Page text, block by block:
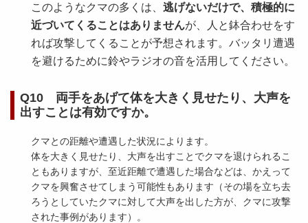
このようなクマの多くは、 逃げないだけで、積極的に
近づいてくることはありませんが、人と鉢合わせをす
れば攻撃してくることが予想されます。バッタリ遭遇
を避けるために鈴やラジオの音を活用してください。
Q10 両手をあげて体を大きく見せたり、大声を
出すことは有効ですか。
クマとの距離や遭遇した状況によります。
体を大きく見せたり、大声を出すことでクマを退けられるこ
ともありますが、至近距離で遭遇した場合などは、かえって
クマを興奮させてしまう可能性もあります（その場を立ち去
ろうとしていたクマに対して大声を出した方が、クマに攻撃
された事例があります）。